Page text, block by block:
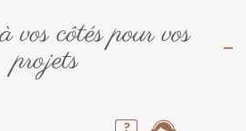
vos côtés pour vos
projets